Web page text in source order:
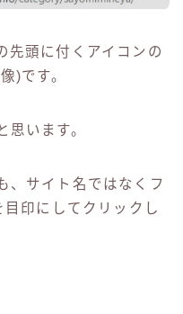
先頭に付くアイコンの
)です。
います。
、サイト名ではなくフ
印にしてクリックし